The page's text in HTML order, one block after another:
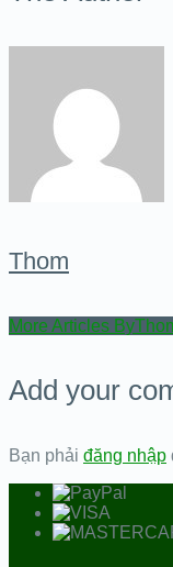
Thom
More Articles
Add your
Bạn phải đăng nhập